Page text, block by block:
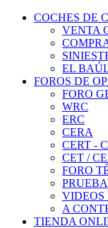
COCHES DE
VENTA
EL
FOROS DE
FORO
WRC
ERC
CERA
CERT -
CET /
FORO
VIDEOS
A
TIENDA